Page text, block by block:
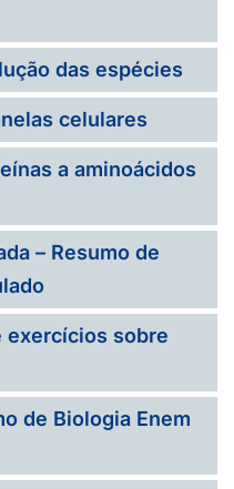
das espécies
celulares
a aminoácidos
– Resumo de
exercícios sobre
de Biologia Enem